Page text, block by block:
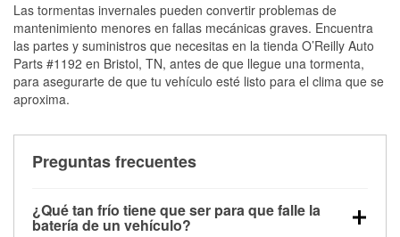
Las tormentas invernales pueden convertir problemas de
mantenimiento menores en fallas mecánicas graves. Encuentra
las partes y suministros que necesitas en la tienda O’Reilly Auto
Parts #1192 en Bristol, TN, antes de que llegue una tormenta,
para asegurarte de que tu vehículo esté listo para el clima que se
aproxima.
Preguntas frecuentes
¿Qué tan frío tiene que ser para que falle la
batería de un vehículo?